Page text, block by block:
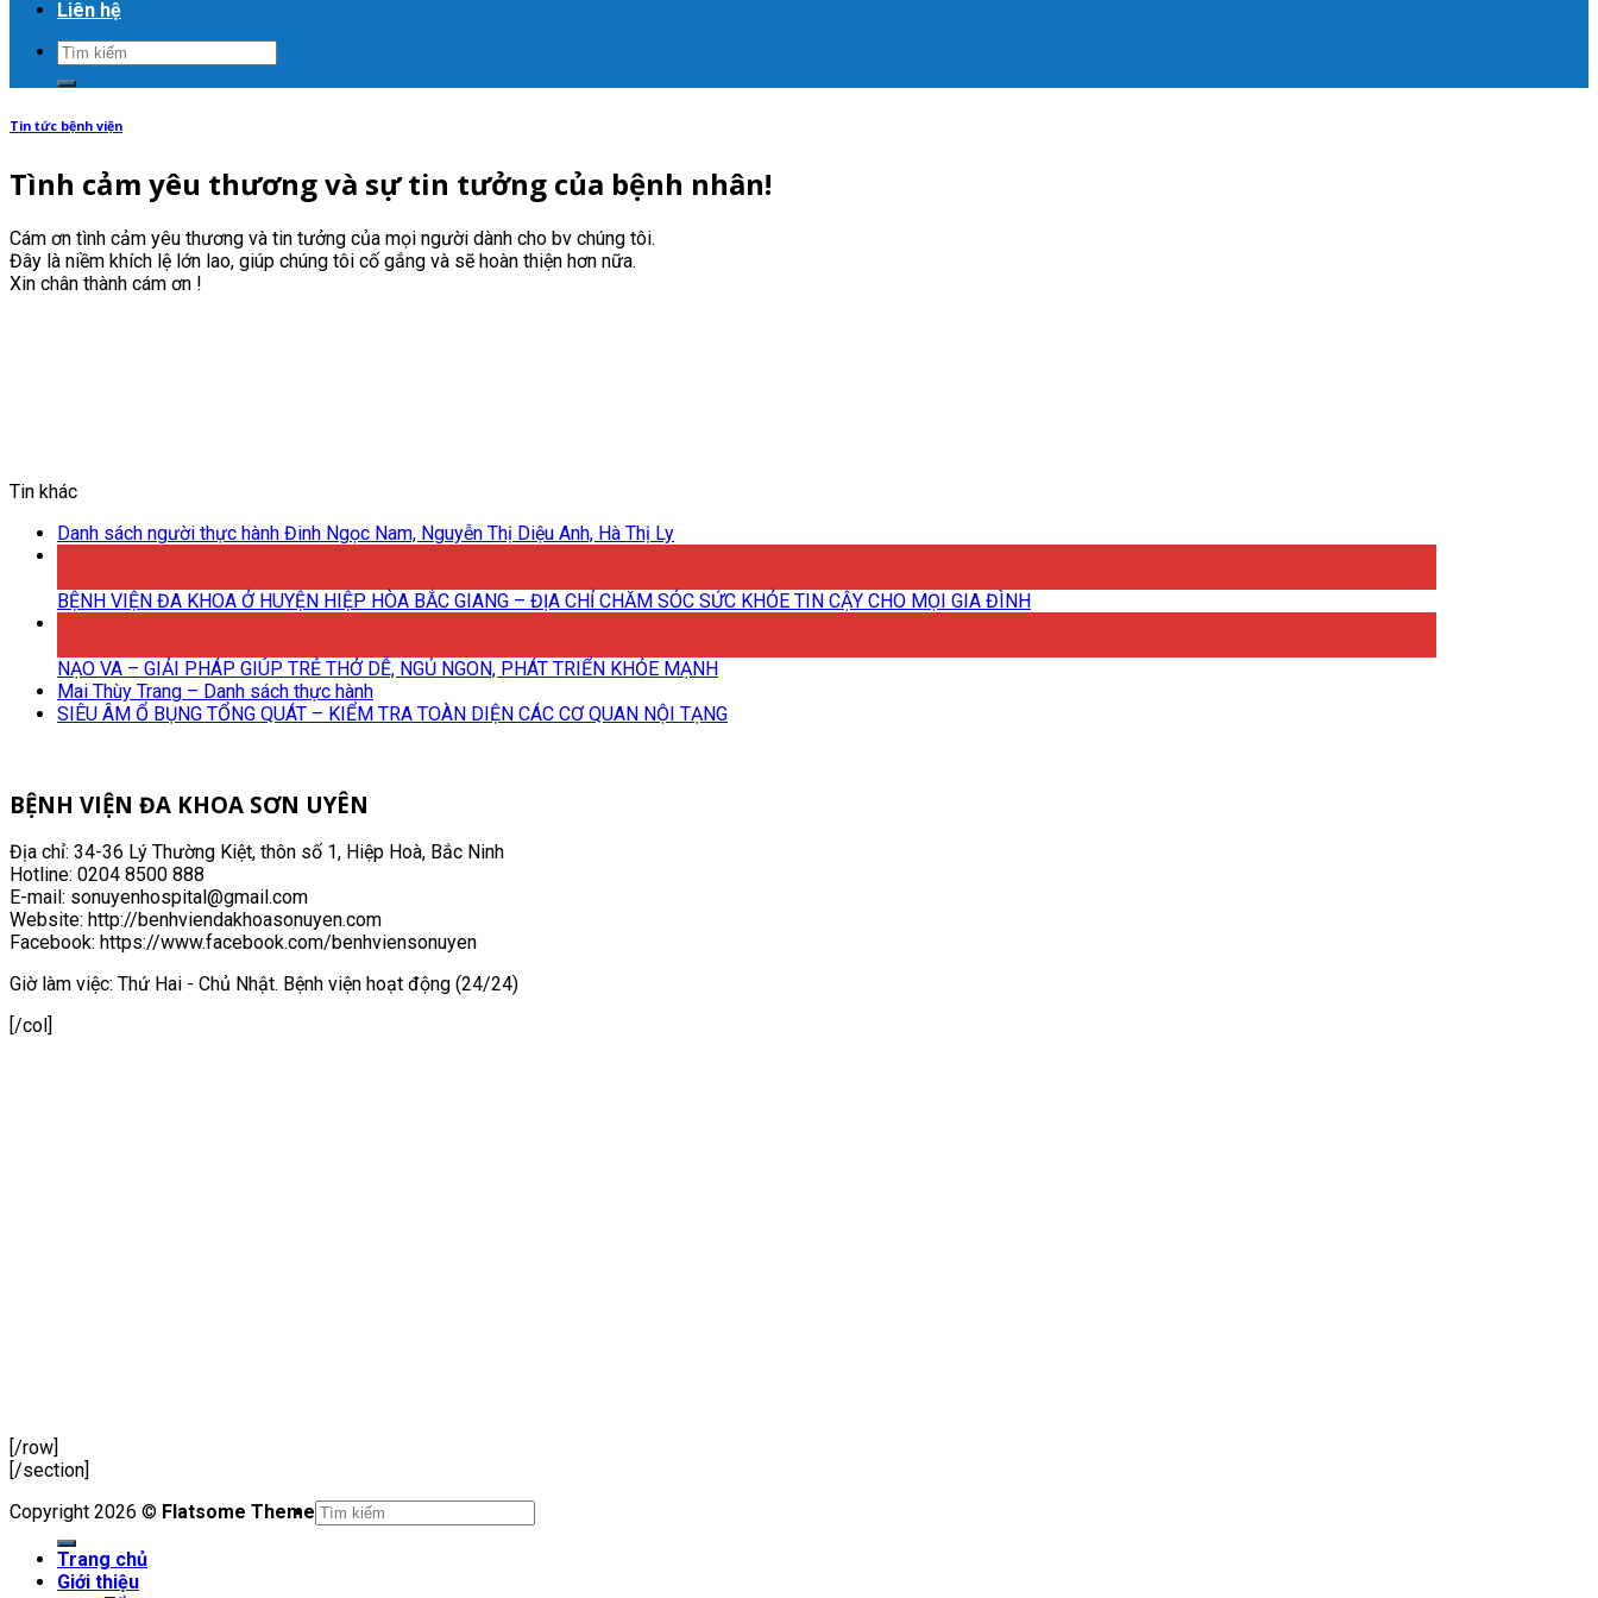
Liên hệ
Tin tức bệnh viện
Tình cảm yêu thương và sự tin tưởng của bệnh nhân!
Cám ơn tình cảm yêu thương và tin tưởng của mọi người dành cho bv chúng tôi.
Đây là niềm khích lệ lớn lao, giúp chúng tôi cố gắng và sẽ hoàn thiện hơn nữa.
Xin chân thành cám ơn !
Tin khác
Danh sách người thực hành Đinh Ngọc Nam, Nguyễn Thị Diệu Anh, Hà Thị Ly
BỆNH VIỆN ĐA KHOA Ở HUYỆN HIỆP HÒA BẮC GIANG – ĐỊA CHỈ CHĂM SÓC SỨC KHỎE TIN CẬY CHO MỌI GIA ĐÌNH
NẠO VA – GIẢI PHÁP GIÚP TRẺ THỞ DỄ, NGỦ NGON, PHÁT TRIỂN KHỎE MẠNH
Mai Thùy Trang – Danh sách thực hành
SIÊU ÂM Ổ BỤNG TỔNG QUÁT – KIỂM TRA TOÀN DIỆN CÁC CƠ QUAN NỘI TẠNG
BỆNH VIỆN ĐA KHOA SƠN UYÊN
Địa chỉ: 34-36 Lý Thường Kiệt, thôn số 1, Hiệp Hoà, Bắc Ninh
Hotline: 0204 8500 888
E-mail: sonuyenhospital@gmail.com
Website: http://benhviendakhoasonuyen.com
Facebook: https://www.facebook.com/benhviensonuyen
Giờ làm việc: Thứ Hai - Chủ Nhật. Bệnh viện hoạt động (24/24)
[/col]
[/row]
[/section]
Copyright 2026 © Flatsome Theme
Trang chủ
Giới thiệu